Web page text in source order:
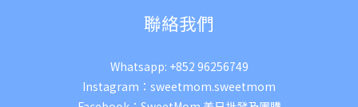
聯絡我們
Whatsapp: +852 96256749
Instagram： sweetmom.sweetmom